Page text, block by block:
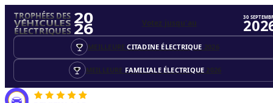
TROPHÉES DES
VÉHICULES
ÉLECTRIQUES
20
26
MEILLEURECITADINE ÉLECTRIQUE 2026
MEILLEURE FAMILIALE ÉLECTRIQUE 2026
Votez jusqu'au
30